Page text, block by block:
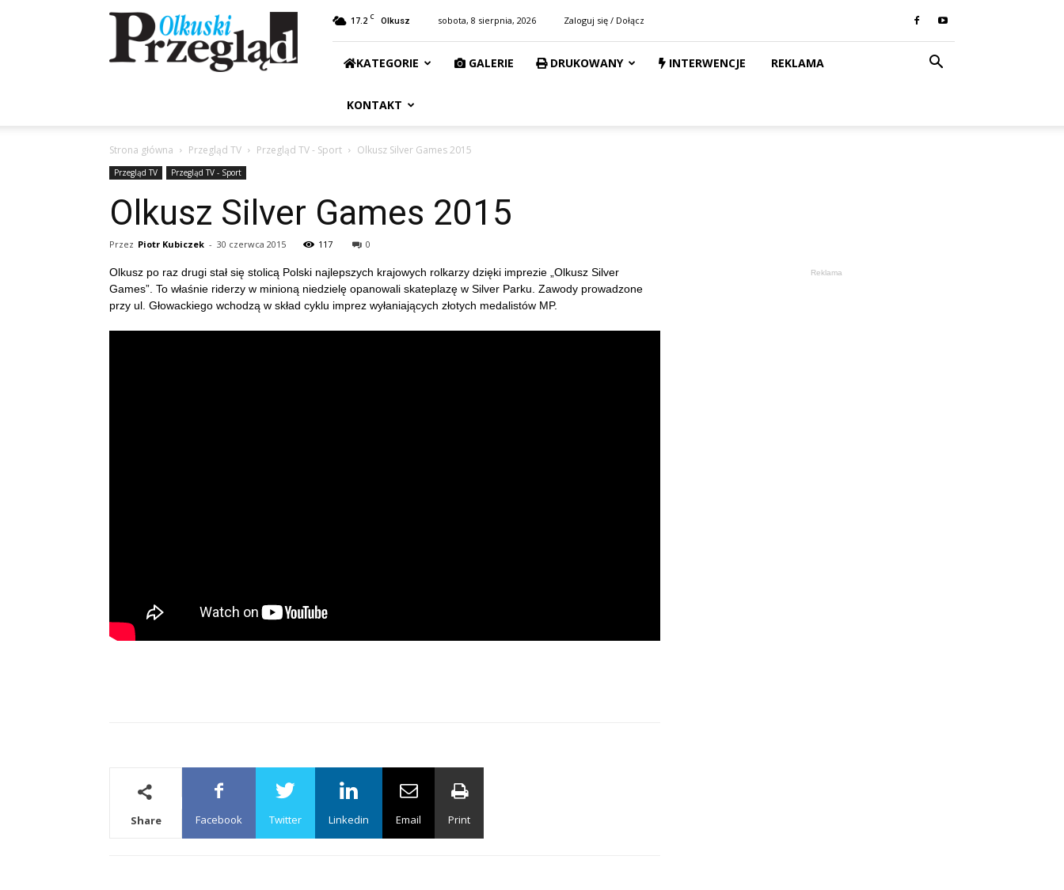
Przegląd
Olkuski
17.2 C Olkusz sobota, 8 sierpnia, 2026 Zaloguj się / Dołącz
KATEGORIE GALERIE DRUKOWANY INTERWENCJE REKLAMA
KONTAKT
Strona główna Przegląd TV Przegląd TV - Sport Olkusz Silver Games 2015
Przegląd TV Przegląd TV - Sport
Olkusz Silver Games 2015
Przez Piotr Kubiczek - 30 czerwca 2015 117 0
Olkusz po raz drugi stał się stolicą Polski najlepszych krajowych rolkarzy dzięki imprezie „Olkusz Silver
Games”. To właśnie riderzy w minioną niedzielę opanowali skateplazę w Silver Parku. Zawody prowadzone
przy ul. Głowackiego wchodzą w skład cyklu imprez wyłaniających złotych medalistów MP.
Share Facebook Twitter Linkedin Email Print
Reklama